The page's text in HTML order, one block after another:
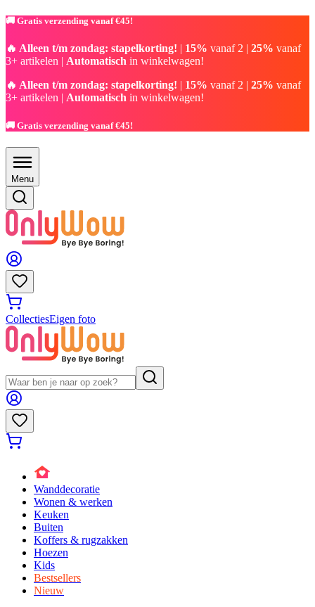
🚚 Gratis verzending vanaf €45!
🔥 Alleen t/m zondag: stapelkorting! | 15% vanaf 2 | 25% vanaf
3+ artikelen | Automatisch in winkelwagen!
🔥 Alleen t/m zondag: stapelkorting! | 15% vanaf 2 | 25% vanaf
3+ artikelen | Automatisch in winkelwagen!
🚚 Gratis verzending vanaf €45!
Menu
CollectiesEigen foto
Wanddecoratie
Wonen & werken
Keuken
Buiten
Koffers & rugzakken
Hoezen
Kids
Bestsellers
Nieuw